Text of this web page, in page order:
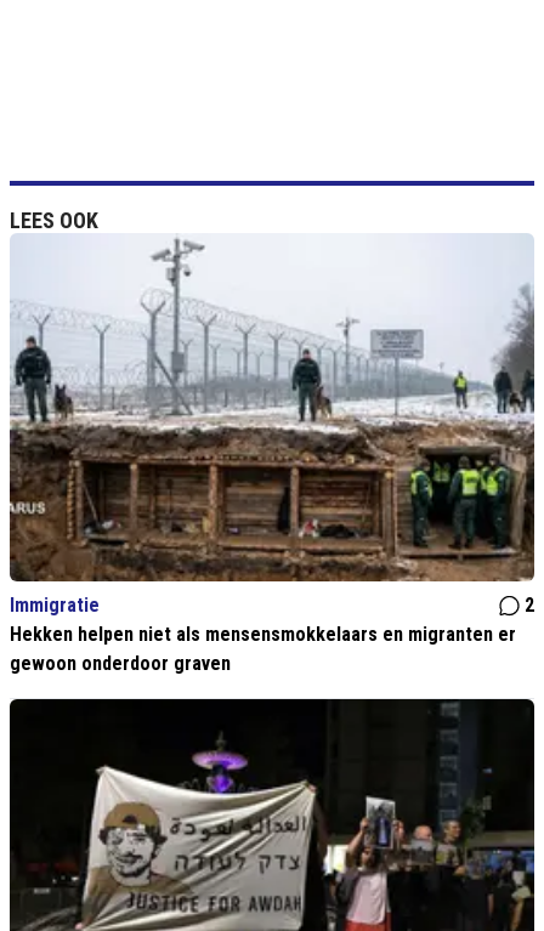
LEES OOK
Immigratie
2
Hekken helpen niet als mensensmokkelaars en migranten er
gewoon onderdoor graven